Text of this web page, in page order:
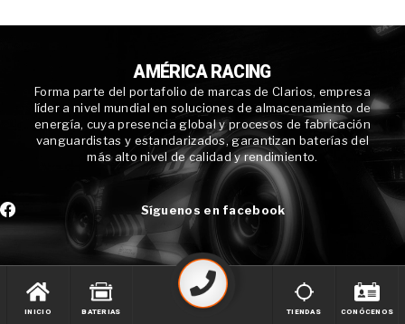
AMÉRICA RACING
Forma parte del portafolio de marcas de Clarios, empresa
líder a nivel mundial en soluciones de almacenamiento de
energía, cuya presencia global y procesos de fabricación
vanguardistas y estandarizados, garantizan baterías del
más alto nivel de calidad y rendimiento.
Síguenos en facebook
INICIO BATERIAS TIENDAS CONÓCENOS